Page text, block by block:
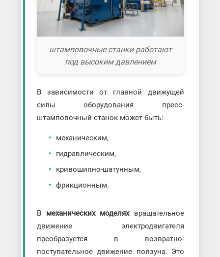
штамповочные станки работают
под высоким давлением
В зависимости от главной движущей
силы оборудования пресс-
штамповочный станок может быть:
механическим,
гидравлическим,
кривошипно-шатунным,
фрикционным.
В механических моделяхвращательное
движение электродвигателя
преобразуется в возвратно-
поступательное движение ползуна. Это